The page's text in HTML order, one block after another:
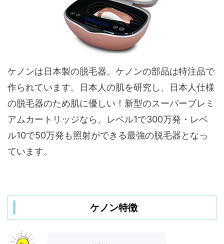
ケノンは日本製の脱毛器。ケノンの部品は特注品で
作られています。日本人の肌を研究し、日本人仕様
の脱毛器のため肌に優しい！新型のスーパープレミ
アムカートリッジなら、レベル1で300万発・レベ
ル10で50万発も照射ができる最強の脱毛器となっ
ています。
ケノン特徴